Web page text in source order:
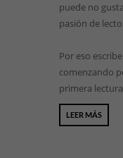
puede no
pasión de
Por eso
comenzando
primera
LEER MÁS